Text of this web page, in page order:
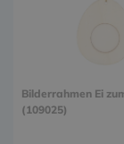
Bilderrahmen Ei
(109025)